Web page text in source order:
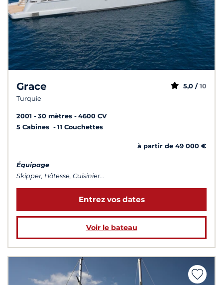
Grace
Turquie
5,0 / 10
2001 30 mètres
4600 CV
5 Cabines
11 Couchettes
à partir de 49 000 €
Équipage
Skipper, Hôtesse, Cuisinier...
Entrez vos dates
Voir le bateau